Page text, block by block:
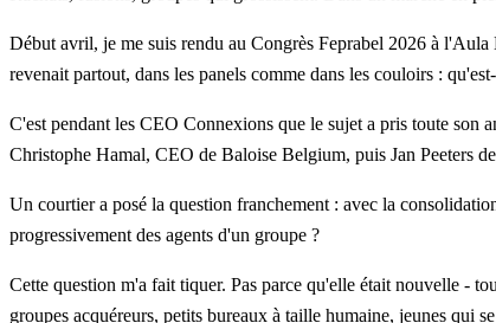
Début avril, je me suis rendu au Congrès Feprabel 2026 à
revenait partout, dans les panels comme dans les couloirs :
C'est pendant les CEO Connexions que le sujet a pris toute son
Christophe Hamal, CEO de Baloise Belgium, puis Jan Peeters
Un courtier a posé la question franchement : avec la
progressivement des agents d'un groupe ?
Cette question m'a fait tiquer. Pas parce qu'elle était nouvelle -
groupes acquéreurs, petits bureaux à taille humaine, jeunes qui